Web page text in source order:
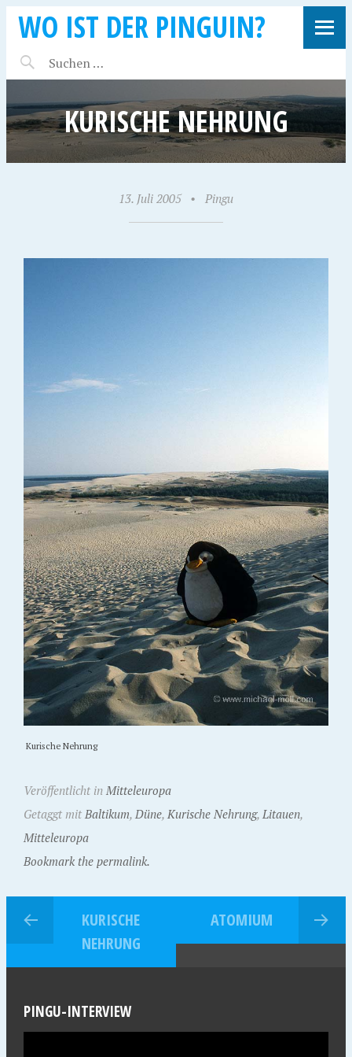
WO IST DER PINGUIN?
KURISCHE NEHRUNG
13. Juli 2005 • Pingu
Kurische Nehrung
Veröffentlicht in Mitteleuropa
Getaggt mit Baltikum, Düne, Kurische Nehrung, Litauen,
Mitteleuropa
Bookmark the permalink.
KURISCHE
NEHRUNG
ATOMIUM
PINGU-INTERVIEW